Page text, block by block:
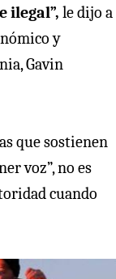
ilegal”, le dijo a
y
Gavin
que sostienen
voz”, no es
cuando